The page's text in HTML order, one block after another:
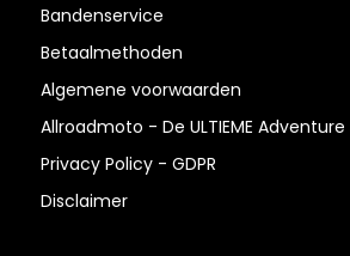
Bandenservice
Betaalmethoden
Algemene voorwaarden
Allroadmoto - De ULTIEME
Privacy Policy - GDPR
Disclaimer